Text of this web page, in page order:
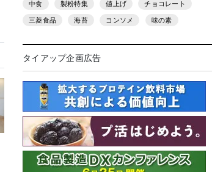
中食 製粉特集 値上げ チョコレート
三菱食品 海苔 コンソメ 味の素
タイアップ企画広告